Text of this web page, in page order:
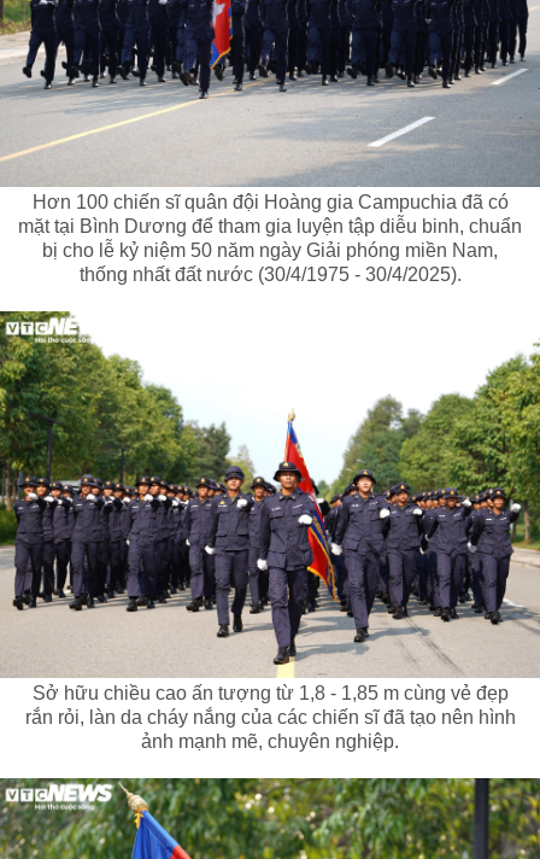
Hơn 100 chiến sĩ quân đội Hoàng gia Campuchia đã có
mặt tại Bình Dương để tham gia luyện tập diễu binh, chuẩn
bị cho lễ kỷ niệm 50 năm ngày Giải phóng miền Nam,
thống nhất đất nước (30/4/1975 - 30/4/2025).
Sở hữu chiều cao ấn tượng từ 1,8 - 1,85 m cùng vẻ đẹp
rắn rỏi, làn da cháy nắng của các chiến sĩ đã tạo nên hình
ảnh mạnh mẽ, chuyên nghiệp.